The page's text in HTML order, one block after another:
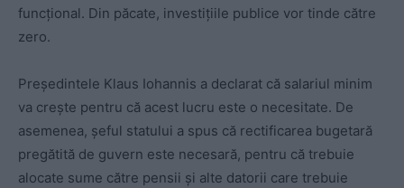
funcțional. Din păcate, investițiile publice vor tinde către
zero.
Preşedintele Klaus Iohannis a declarat că salariul minim
va creşte pentru că acest lucru este o necesitate. De
asemenea, şeful statului a spus că rectificarea bugetară
pregătită de guvern este necesară, pentru că trebuie
alocate sume către pensii şi alte datorii care trebuie